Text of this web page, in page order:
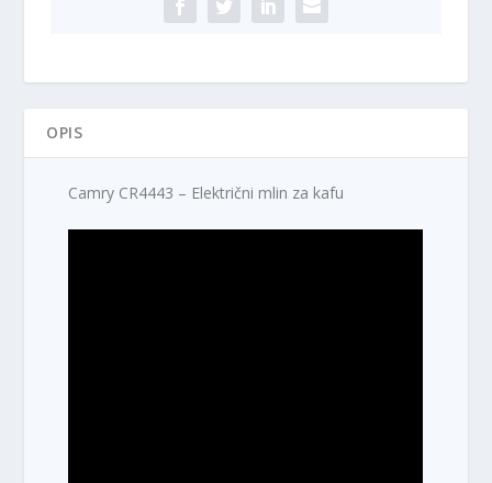
OPIS
Camry CR4443 – Električni mlin za kafu